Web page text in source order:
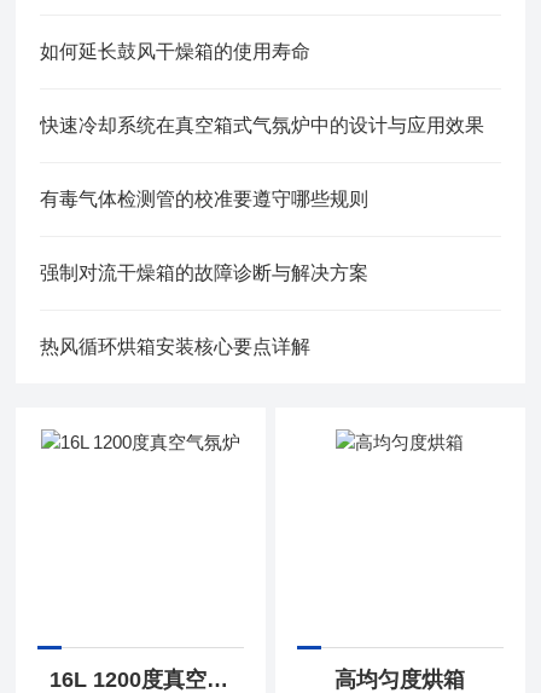
如何延长鼓风干燥箱的使用寿命
快速冷却系统在真空箱式气氛炉中的设计与应用效果
有毒气体检测管的校准要遵守哪些规则
强制对流干燥箱的故障诊断与解决方案
热风循环烘箱安装核心要点详解
16L 1200度真空气氛炉 高均匀度烘箱